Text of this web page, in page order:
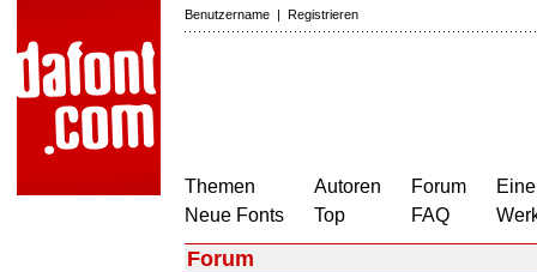
Benutzername | Registrieren
Themen
Neue Fonts
Autoren
Top
Forum
FAQ
Forum